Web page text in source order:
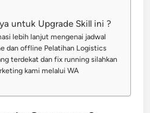
untuk Upgrade Skill ini ?
lebih lanjut mengenai jadwal
dan offline Pelatihan Logistics
terdekat dan fix running silahkan
kami melalui WA